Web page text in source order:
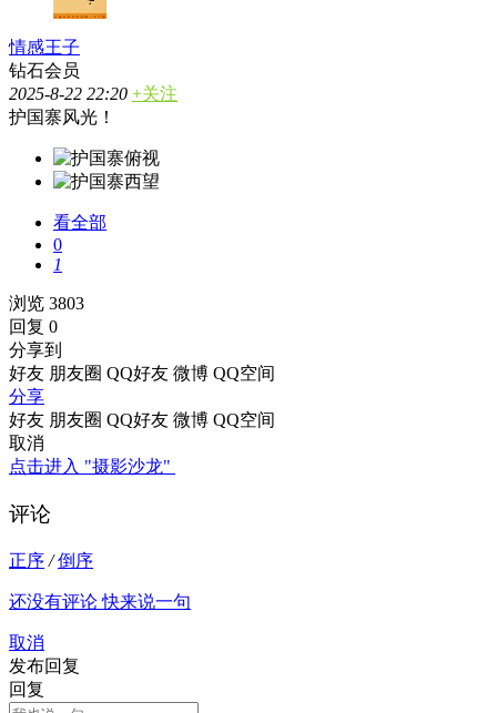
情感王子
钻石会员
2025-8-22 22:20 +关注
护国寨风光！
看全部
0
1
浏览 3803
回复 0
分享到
好友 朋友圈 QQ好友 微博 QQ空间
分享
好友 朋友圈 QQ好友 微博 QQ空间
取消
点击进入 "摄影沙龙"
评论
正序 / 倒序
还没有评论 快来说一句
取消
发布回复
回复